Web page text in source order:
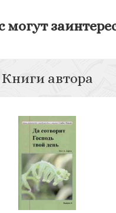
могут
Книги автора